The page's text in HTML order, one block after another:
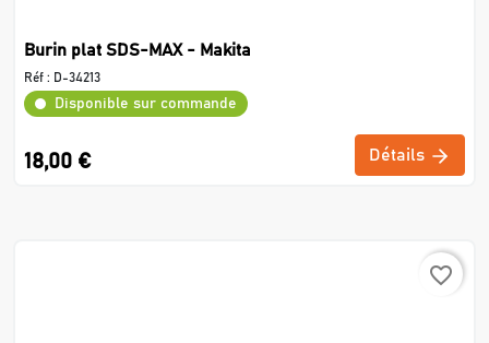
Burin plat SDS-MAX - Makita
Réf : D-34213
Disponible sur commande
18,00 € Détails
favorite_border